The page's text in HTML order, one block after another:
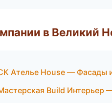
в Великий
Ателье House — Фасады
Build Интерьер